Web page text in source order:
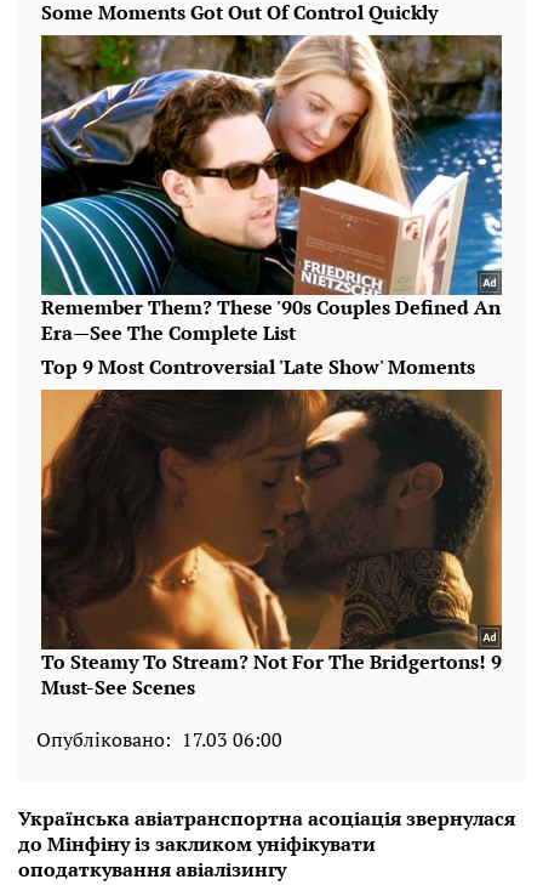
Опубліковано: 17.03 06:00
Українська авіатранспортна асоціація звернулася
до Мінфіну із закликом уніфікувати
оподаткування авіалізингу